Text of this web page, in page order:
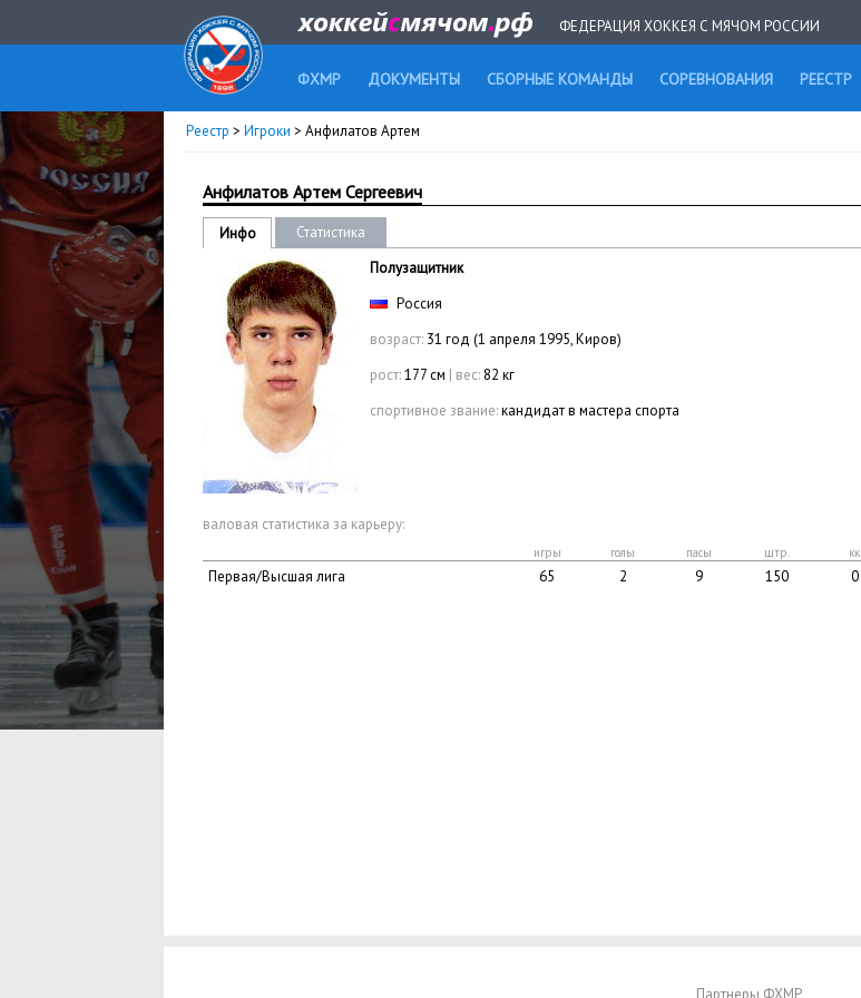
ФЕДЕРАЦИЯ ХОККЕЯ С МЯЧОМ РОССИИ
ФХМР ДОКУМЕНТЫ СБОРНЫЕ КОМАНДЫ СОРЕВНОВАНИЯ РЕЕСТР
Реестр > Игроки > Анфилатов Артем
Анфилатов Артем Сергеевич
Инфо
Статистика
Полузащитник
Россия
возраст: 31 год (1 апреля 1995, Киров)
рост:177 см | вес: 82 кг
спортивное звание:кандидат в мастера спорта
валовая статистика за карьеру:
игры голы пасы штр. кк
Первая/Высшая лига 65 2 9 150 0
Партнеры ФХМР